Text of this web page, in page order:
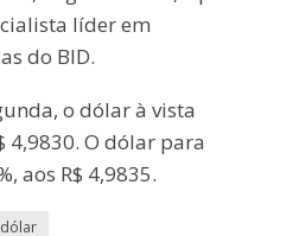
líder em
do BID.
o dólar à vista
4,9830. O dólar para
aos R$ 4,9835.
dólar